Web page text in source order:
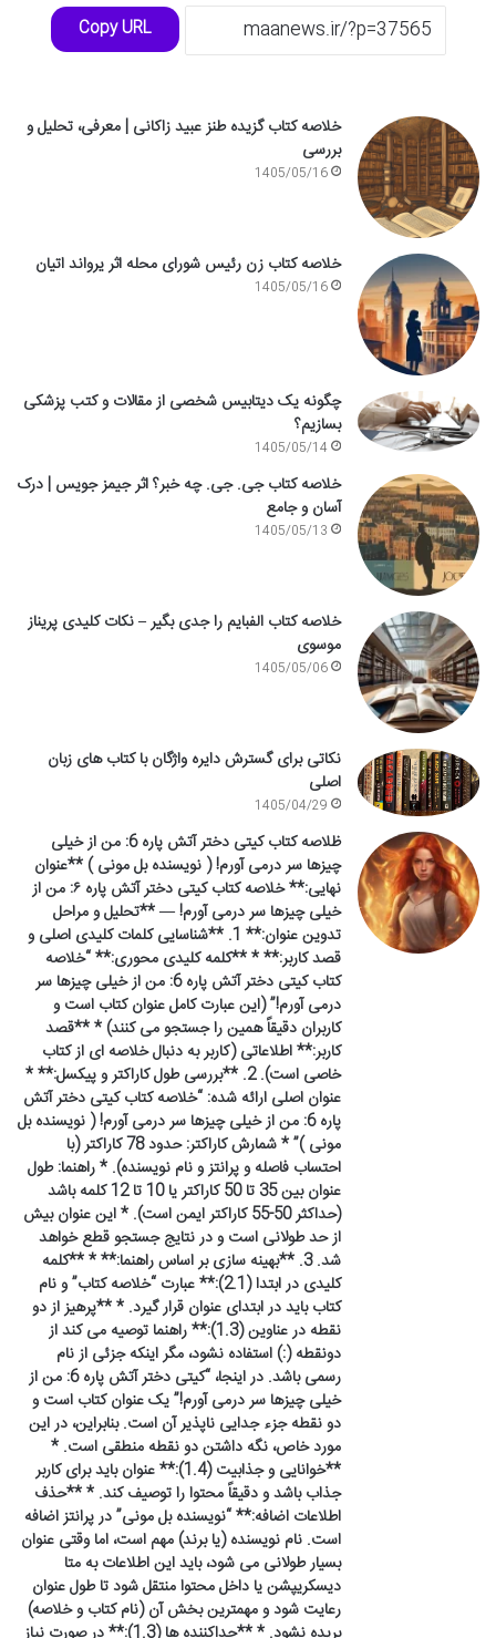
Copy URL
خلاصه کتاب گزیده طنز عبید زاکانی | معرفی، تحلیل و
بررسی
1405/05/16
خلاصه کتاب زن رئیس شورای محله اثر یرواند اتیان
1405/05/16
چگونه یک دیتابیس شخصی از مقالات و کتب پزشکی
بسازیم؟
1405/05/14
خلاصه کتاب جی. جی. چه خبر؟ اثر جیمز جویس | درک
آسان و جامع
1405/05/13
خلاصه کتاب الفبایم را جدی بگیر – نکات کلیدی پریناز
موسوی
1405/05/06
نکاتی برای گسترش دایره واژگان با کتاب های زبان
اصلی
1405/04/29
ظلاصه کتاب کیتی دختر آتش پاره 6: من از خیلی
چیزها سر درمی آورم! ( نویسنده بل مونی ) **عنوان
نهایی:** خلاصه کتاب کیتی دختر آتش پاره ۶: من از
خیلی چیزها سر درمی آورم! — **تحلیل و مراحل
تدوین عنوان:** 1. **شناسایی کلمات کلیدی اصلی و
قصد کاربر:** * **کلمه کلیدی محوری:** “خلاصه
کتاب کیتی دختر آتش پاره 6: من از خیلی چیزها سر
درمی آورم!” (این عبارت کامل عنوان کتاب است و
کاربران دقیقاً همین را جستجو می کنند) * **قصد
کاربر:** اطلاعاتی (کاربر به دنبال خلاصه ای از کتاب
خاصی است). 2. **بررسی طول کاراکتر و پیکسل:** *
عنوان اصلی ارائه شده: “خلاصه کتاب کیتی دختر آتش
پاره 6: من از خیلی چیزها سر درمی آورم! ( نویسنده بل
مونی )” * شمارش کاراکتر: حدود 78 کاراکتر (با
احتساب فاصله و پرانتز و نام نویسنده). * راهنما: طول
عنوان بین 35 تا 50 کاراکتر یا 10 تا 12 کلمه باشد
(حداکثر 50-55 کاراکتر ایمن است). * این عنوان بیش
از حد طولانی است و در نتایج جستجو قطع خواهد
شد. 3. **بهینه سازی بر اساس راهنما:** * **کلمه
کلیدی در ابتدا (2.1):** عبارت “خلاصه کتاب” و نام
کتاب باید در ابتدای عنوان قرار گیرد. * **پرهیز از دو
نقطه در عناوین (1.3):** راهنما توصیه می کند از
دونقطه (:) استفاده نشود، مگر اینکه جزئی از نام
رسمی باشد. در اینجا، “کیتی دختر آتش پاره 6: من از
خیلی چیزها سر درمی آورم!” یک عنوان کتاب است و
دو نقطه جزء جدایی ناپذیر آن است. بنابراین، در این
مورد خاص، نگه داشتن دو نقطه منطقی است. *
**خوانایی و جذابیت (1.4):** عنوان باید برای کاربر
جذاب باشد و دقیقاً محتوا را توصیف کند. * **حذف
اطلاعات اضافه:** “نویسنده بل مونی” در پرانتز اضافه
است. نام نویسنده (یا برند) مهم است، اما وقتی عنوان
بسیار طولانی می شود، باید این اطلاعات به متا
دیسکریپشن یا داخل محتوا منتقل شود تا طول عنوان
رعایت شود و مهمترین بخش آن (نام کتاب و خلاصه)